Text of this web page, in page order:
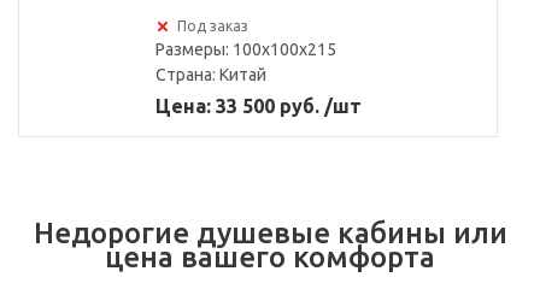
Под заказ
Размеры: 100x100x215
Страна: Китай
Цена: 33 500 руб. /шт
Недорогие душевые кабины или
цена вашего комфорта